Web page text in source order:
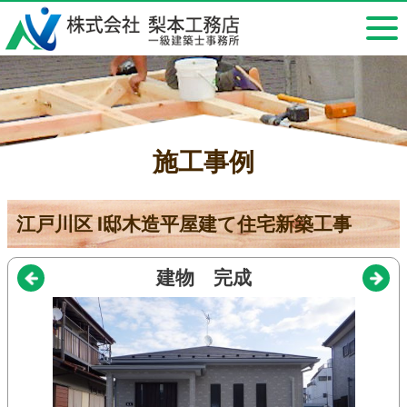
施工事例
江戸川区 Ⅰ邸木造平屋建て住宅新築工事
建物 完成